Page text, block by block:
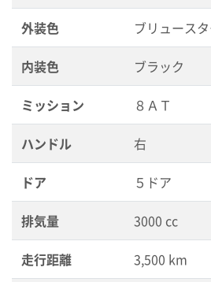
外装色 ブリュース
内装色 ブラック
ミッション ８ＡＴ
ハンドル 右
ドア ５ドア
排気量 3000 cc
走行距離 3,500 km